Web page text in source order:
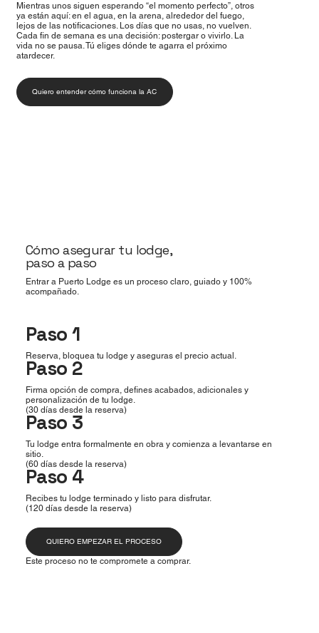
Mientras unos siguen esperando “el momento perfecto”, otros
ya están aquí: en el agua, en la arena, alrededor del fuego,
lejos de las notificaciones. Los días que no usas, no vuelven.
Cada fin de semana es una decisión: postergar o vivirlo. La
vida no se pausa. Tú eliges dónde te agarra el próximo
atardecer.
Quiero entender cómo funciona la AC
Cómo asegurar tu lodge,
paso a paso
Entrar a Puerto Lodge es un proceso claro, guiado y 100%
acompañado.
Paso 1
Reserva, bloquea tu lodge y aseguras el precio actual.
Paso 2
Firma opción de compra, defines acabados, adicionales y
personalización de tu lodge.
(30 días desde la reserva)
Paso 3
Tu lodge entra formalmente en obra y comienza a levantarse en
sitio.
(60 días desde la reserva)
Paso 4
Recibes tu lodge terminado y listo para disfrutar.
(120 días desde la reserva)
QUIERO EMPEZAR EL PROCESO
Este proceso no te compromete a comprar.